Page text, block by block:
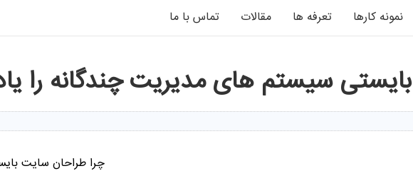
نمونه کارها تعرفه ها مقالات تماس با ما
سیستم های مدیریت چندگانه را
چرا طراحان سایت